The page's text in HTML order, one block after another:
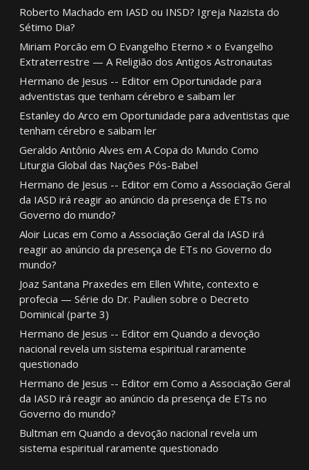
Roberto Machado em IASD ou INSD? Igreja Nazista do
Sétimo Dia?
Miriam Porcão em O Evangelho Eterno × o Evangelho
Extraterrestre — A Religião dos Antigos Astronautas
Hermano de Jesus -- Editorem Oportunidade para
adventistas que tenham cérebro e saibam ler
Estanley do Arco em Oportunidade para adventistas que
tenham cérebro e saibam ler
Geraldo Antônio Alves em A Copa do Mundo Como
Liturgia Global das Nações Pós-Babel
Hermano de Jesus -- Editorem Como a Associação Geral
da IASD irá reagir ao anúncio da presença de ETs no
Governo do mundo?
Aloir Lucas em Como a Associação Geral da IASD irá
reagir ao anúncio da presença de ETs no Governo do
mundo?
Joaz Santana Praxedes em Ellen White, contexto e
profecia — Série do Dr. Paulien sobre o Decreto
Dominical (parte 3)
Hermano de Jesus -- Editorem Quando a devoção
nacional revela um sistema espiritual raramente
questionado
Hermano de Jesus -- Editorem Como a Associação Geral
da IASD irá reagir ao anúncio da presença de ETs no
Governo do mundo?
Bultman em Quando a devoção nacional revela um
sistema espiritual raramente questionado